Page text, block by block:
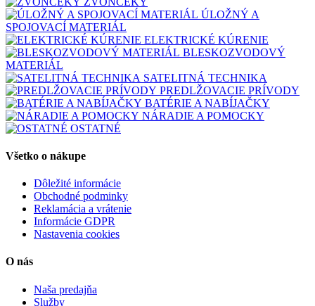
ÚLOŽNÝ A
SPOJOVACÍ MATERIÁL
ELEKTRICKÉ KÚRENIE
BLESKOZVODOVÝ
MATERIÁL
SATELITNÁ TECHNIKA
PREDLŽOVACIE PRÍVODY
BATÉRIE A NABÍJAČKY
NÁRADIE A POMOCKY
OSTATNÉ
Všetko o nákupe
Dôležité informácie
Obchodné podminky
Reklamácia a vrátenie
Informácie GDPR
Nastavenia cookies
O nás
Naša predajňa
Služby